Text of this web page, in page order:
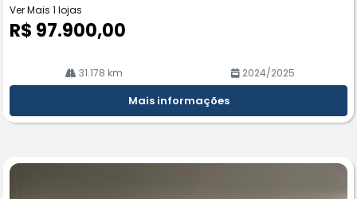
Ver Mais 1 lojas
R$ 97.900,00
31.178 km 2024/2025
Mais informações